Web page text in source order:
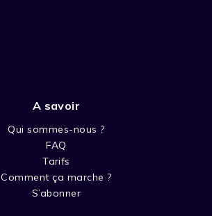
A savoir
Qui sommes-nous ?
FAQ
Tarifs
Comment ça marche ?
S’abonner